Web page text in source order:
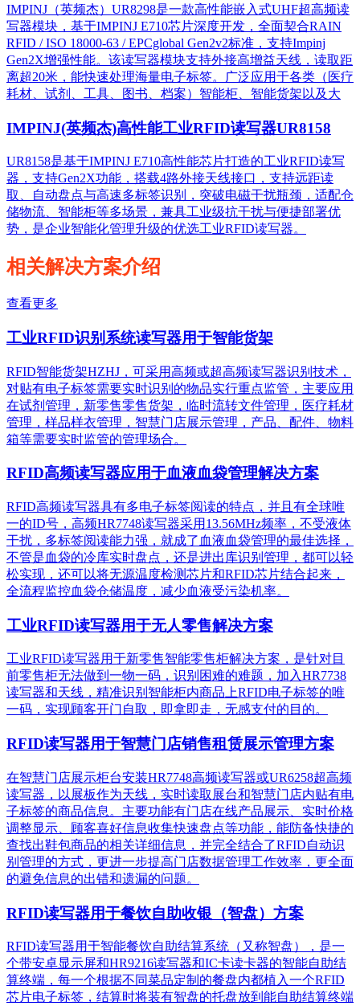
IMPINJ（英频杰）UR8298是一款高性能嵌入式UHF超高频读
写器模块，基于IMPINJ E710芯片深度开发，全面契合RAIN
RFID / ISO 18000-63 / EPCglobal Gen2v2标准，支持Impinj
Gen2X增强性能。该读写器模块支持外接高增益天线，读取距
离超20米，能快速处理海量电子标签。广泛应用于各类（医疗
耗材、试剂、工具、图书、档案）智能柜、智能货架以及大
IMPINJ(英频杰)高性能工业RFID读写器UR8158
UR8158是基于IMPINJ E710高性能芯片打造的工业RFID读写
器，支持Gen2X功能，搭载4路外接天线接口，支持远距读
取、自动盘点与高速多标签识别，突破电磁干扰瓶颈，适配仓
储物流、智能柜等多场景，兼具工业级抗干扰与便捷部署优
势，是企业智能化管理升级的优选工业RFID读写器。
相关解决方案介绍
查看更多
工业RFID识别系统读写器用于智能货架
RFID智能货架HZHJ，可采用高频或超高频读写器识别技术，
对贴有电子标签需要实时识别的物品实行重点监管，主要应用
在试剂管理，新零售零售货架，临时流转文件管理，医疗耗材
管理，样品样衣管理，智慧门店展示管理，产品、配件、物料
箱等需要实时监管的管理场合。
RFID高频读写器应用于血液血袋管理解决方案
RFID高频读写器具有多电子标签阅读的特点，并且有全球唯
一的ID号，高频HR7748读写器采用13.56MHz频率，不受液体
干扰，多标签阅读能力强，就成了血液血袋管理的最佳选择，
不管是血袋的冷库实时盘点，还是进出库识别管理，都可以轻
松实现，还可以将无源温度检测芯片和RFID芯片结合起来，
全流程监控血袋仓储温度，减少血液受污染机率。
工业RFID读写器用于无人零售解决方案
工业RFID读写器用于新零售智能零售柜解决方案，是针对目
前零售柜无法做到一物一码，识别困难的难题，加入HR7738
读写器和天线，精准识别​智能柜内商品上RFID电子标签的唯
一码，实现顾客开门自取，即拿即走，无感支付的目的。
RFID读写器用于智慧门店销售租赁展示管理方案
在智慧门店展示柜台安装HR7748高频读写器或UR6258超高频
读写器，以展板作为天线，实时读取展台和智慧门店内贴有电
子标签的商品信息。主要功能有门店在线产品展示、实时价格
调整显示、顾客喜好信息收集快速盘点等功能，能防备快捷的
查找出鞋包商品的相关详细信息，并完全结合了RFID自动识
别管理的方式，更进一步提高门店数据管理工作效率，更全面
的避免信息的出错和遗漏的问题。
RFID读写器用于餐饮自助收银（智盘）方案
RFID读写器用于智能餐饮自助结算系统（又称智盘），是一
个带安卓显示屏和HR9216读写器和IC卡读卡器的智能自助结
算终端，每一个根据不同菜品定制的餐盘内都植入一个RFID
芯片电子标签，结算时将装有智盘的托盘放到能自助结算终端